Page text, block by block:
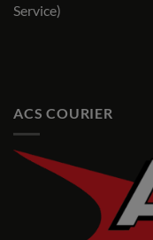
Service)
ACS COURIER